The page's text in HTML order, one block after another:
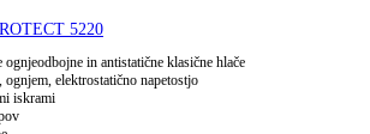
5220
ognjeodbojne in antistatične klasične hlače
ognjem, elektrostatično napetostjo
iskrami